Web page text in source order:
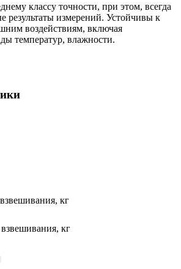
классу точности, при этом, всегда
результаты измерений. Устойчивы к
воздействиям, включая
температур, влажности.
кг
кг